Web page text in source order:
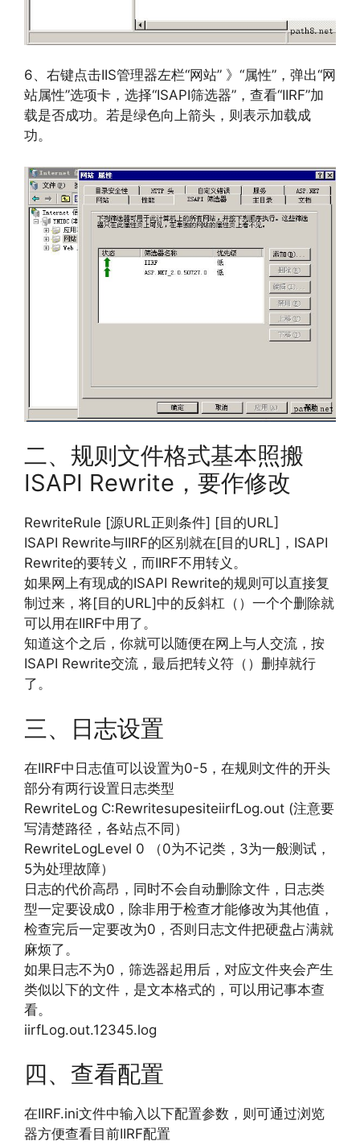
6、右键点击IIS管理器左栏“网站” 》“属性”，弹出“网
站属性”选项卡，选择“ISAPI筛选器”，查看“IIRF”加
载是否成功。若是绿色向上箭头，则表示加载成
功。
二、规则文件格式基本照搬
ISAPI Rewrite，要作修改
RewriteRule [源URL正则条件] [目的URL]
ISAPI Rewrite与IIRF的区别就在[目的URL]，ISAPI
Rewrite的要转义，而IIRF不用转义。
如果网上有现成的ISAPI Rewrite的规则可以直接复
制过来，将[目的URL]中的反斜杠（）一个个删除就
可以用在IIRF中用了。
知道这个之后，你就可以随便在网上与人交流，按
ISAPI Rewrite交流，最后把转义符（）删掉就行
了。
三、日志设置
在IIRF中日志值可以设置为0-5，在规则文件的开头
部分有两行设置日志类型
RewriteLog C:RewritesupesiteiirfLog.out (注意要
写清楚路径，各站点不同）
RewriteLogLevel 0 （0为不记类，3为一般测试，
5为处理故障）
日志的代价高昂，同时不会自动删除文件，日志类
型一定要设成0，除非用于检查才能修改为其他值，
检查完后一定要改为0，否则日志文件把硬盘占满就
麻烦了。
如果日志不为0，筛选器起用后，对应文件夹会产生
类似以下的文件，是文本格式的，可以用记事本查
看。
iirfLog.out.12345.log
四、查看配置
在IIRF.ini文件中输入以下配置参数，则可通过浏览
器方便查看目前IIRF配置